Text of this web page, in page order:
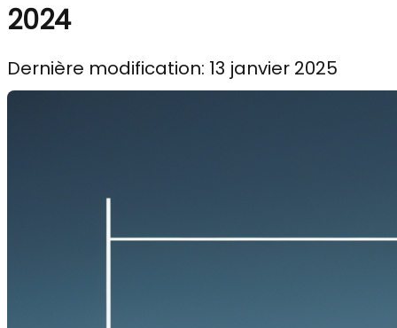
2024
Dernière modification: 13 janvier 2025